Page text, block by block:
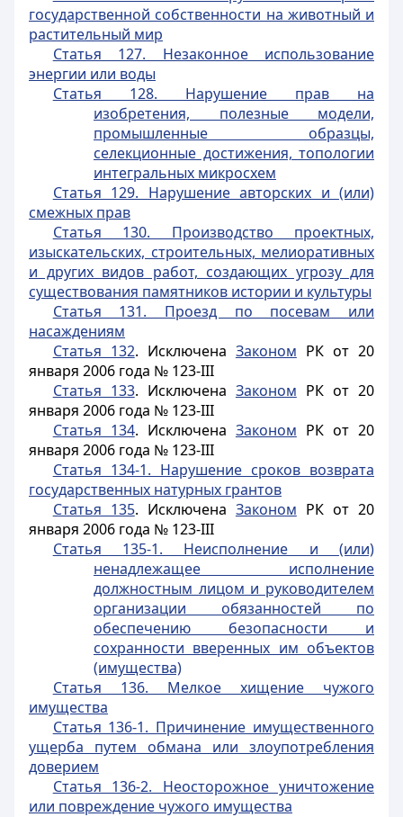
государственной собственности на животный и
растительный мир
Статья 127. Незаконное использование
энергии или воды
Статья 128. Нарушение прав на
изобретения, полезные модели,
промышленные образцы,
селекционные достижения, топологии
интегральных микросхем
Статья 129. Нарушение авторских и (или)
смежных прав
Статья 130. Производство проектных,
изыскательских, строительных, мелиоративных
и других видов работ, создающих угрозу для
существования памятников истории и культуры
Статья 131. Проезд по посевам или
насаждениям
Статья 132. Исключена Законом РК от 20
января 2006 года № 123-III
Статья 133. Исключена Законом РК от 20
января 2006 года № 123-III
Статья 134. Исключена Законом РК от 20
января 2006 года № 123-III
Статья 134-1. Нарушение сроков возврата
государственных натурных грантов
Статья 135. Исключена Законом РК от 20
января 2006 года № 123-III
Статья 135-1. Неисполнение и (или)
ненадлежащее исполнение
должностным лицом и руководителем
организации обязанностей по
обеспечению безопасности и
сохранности вверенных им объектов
(имущества)
Статья 136. Мелкое хищение чужого
имущества
Статья 136-1. Причинение имущественного
ущерба путем обмана или злоупотребления
доверием
Статья 136-2. Неосторожное уничтожение
или повреждение чужого имущества